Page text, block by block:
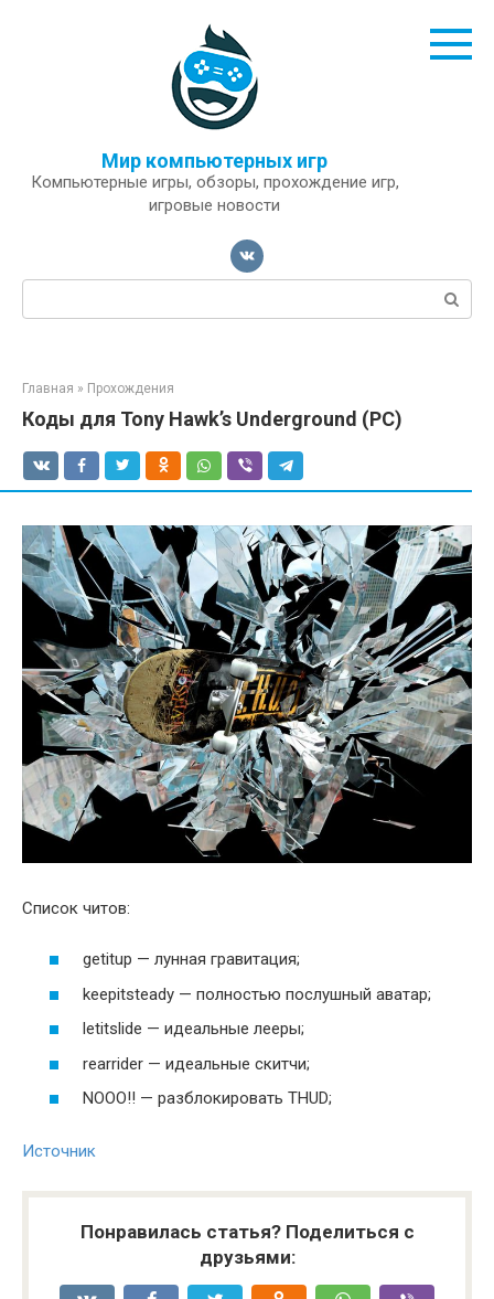
Мир компьютерных игр
Компьютерные игры, обзоры, прохождение игр,
игровые новости
Поиск:
Главная » Прохождения
Коды для Tony Hawk’s Underground (PC)
Список читов:
getitup — лунная гравитация;
keepitsteady — полностью послушный аватар;
letitslide — идеальные лееры;
rearrider — идеальные скитчи;
NOOO!! — разблокировать THUD;
Источник
Понравилась статья? Поделиться с
друзьями: